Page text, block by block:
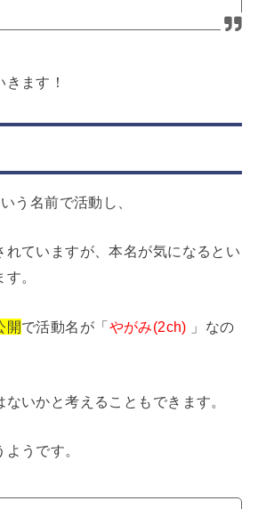
ます！
う名前で活動し、
れていますが、本名が気になるとい
。
開で活動名が「やがみ(2ch) 」なの
いかと考えることもできます。
うです。